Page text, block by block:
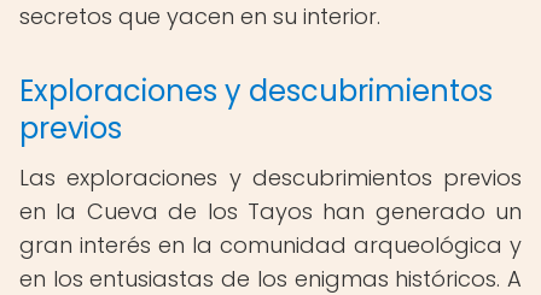
secretos que yacen en su interior.
Exploraciones y descubrimientos
previos
Las exploraciones y descubrimientos previos
en la Cueva de los Tayos han generado un
gran interés en la comunidad arqueológica y
en los entusiastas de los enigmas históricos. A